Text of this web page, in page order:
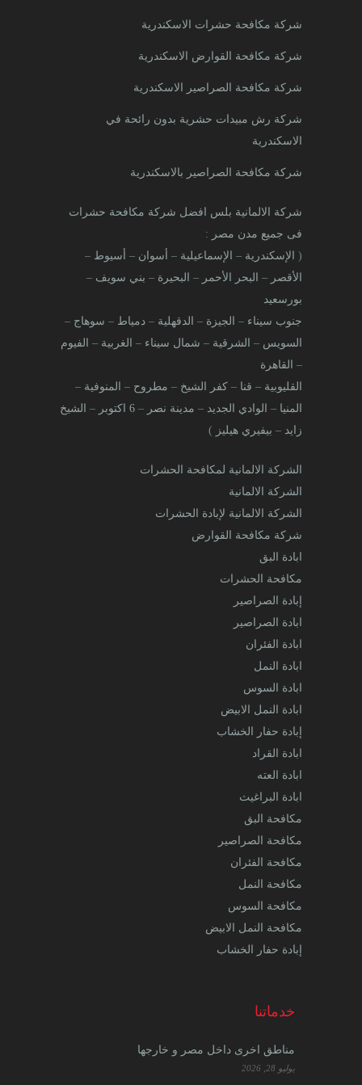
شركة مكافحة حشرات الاسكندرية
شركة مكافحة القوارض الاسكندرية
شركة مكافحة الصراصير الاسكندرية
شركة رش مبيدات حشرية بدون رائحة في
الاسكندرية
شركة مكافحة الصراصير بالاسكندرية
شركة الالمانية بلس افضل شركة مكافحة حشرات
فى جميع مدن مصر :
( الإسكندرية – الإسماعيلية – أسوان – أسيوط –
الأقصر – البحر الأحمر – البحيرة – بني سويف –
بورسعيد
جنوب سيناء – الجيزة – الدقهلية – دمياط – سوهاج –
السويس – الشرقية – شمال سيناء – الغربية – الفيوم
– القاهرة
القليوبية – قنا – كفر الشيخ – مطروح – المنوفية –
المنيا – الوادي الجديد – مدينة نصر – 6 اكتوبر – الشيخ
زايد – بيفيري هيليز )
الشركة الالمانية لمكافحة الحشرات
الشركة الالمانية
الشركة الالمانية لإبادة الحشرات
شركة مكافحة القوارض
ابادة البق
مكافحة الحشرات
إبادة الصراصير
ابادة الصراصير
ابادة الفئران
ابادة النمل
ابادة السوس
ابادة النمل الابيض
إبادة حفار الخشاب
ابادة القراد
ابادة العته
ابادة البراغيث
مكافحة البق
مكافحة الصراصير
مكافحة الفئران
مكافحة النمل
مكافحة السوس
مكافحة النمل الابيض
إبادة حفار الخشاب
خدماتنا
مناطق اخرى داخل مصر و خارجها
يوليو 28, 2026